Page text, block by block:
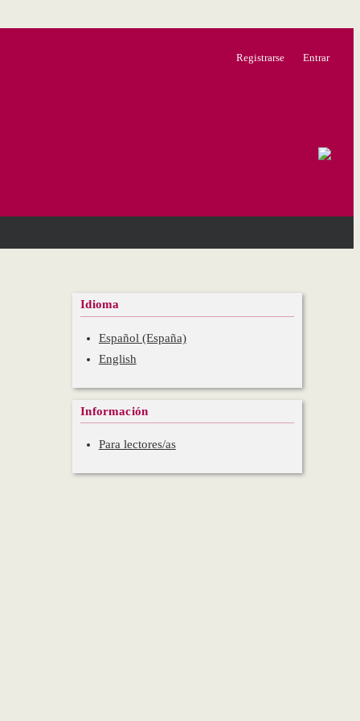
Registrarse Entrar
Idioma
Español (España)
English
Información
Para lectores/as